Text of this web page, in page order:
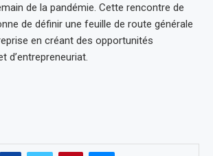
de la pandémie. Cette rencontre de
de définir une feuille de route générale
en créant des opportunités
d’entrepreneuriat.